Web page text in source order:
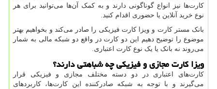
کارت‌ها نیز انواع گوناگونی دارند و به کمک آن‌ها می‌توانید برای هر
نوع خرید آنلاین یا حضوری اقدام کنید.
بانک مستر کارت و ویزا کارت فیزیکی را صادر می‌کند و بخواهیم بهتر
موضوع را توضیح دهیم این دو کارت در واقع دو شبکه مالی به شمار
می‌روند نه بانک یا یک نوع کارت اعتباری.
ویزا کارت مجازی و فیزیکی چه شباهتی دارند؟
کارت‌های اعتباری در دو دسته مختلف مجازی و فیزیکی قرار
می‌گیرند و با توجه به شبکه صادرکننده این کارت‌ها، کاربردهای